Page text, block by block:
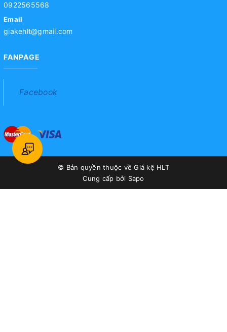
0922565568
Email
giakehlt@gmail.com
FANPAGE
Facebook
© Bản quyền thuộc vềGiá kệ HLT
Cung cấp bởi Sapo